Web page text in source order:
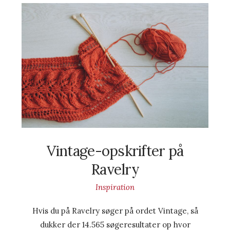
Vintage-opskrifter på
Ravelry
Inspiration
Hvis du på Ravelry søger på ordet Vintage, så
dukker der 14.565 søgeresultater op hvor